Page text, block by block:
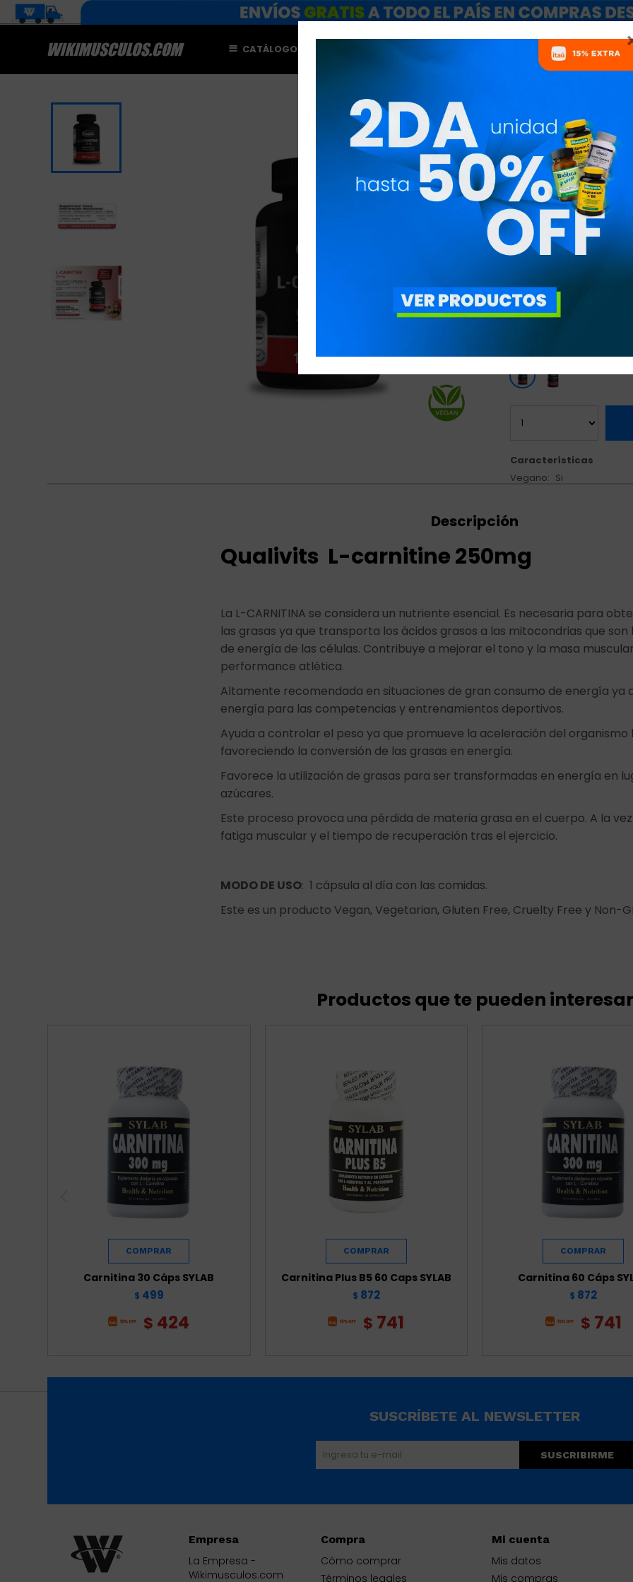
CATÁLOGO NUTRICIONISTAS
120CAPS
TKC1431-120
$1.615
$1.373
L-carnitine Qualivits
Variedades:
Características
Vegano
Si
Descripción
Qualivits L-carnitine 250mg
La L-CARNITINA se considera un nutriente esencial. Es necesaria para
las grasas ya que transporta los ácidos grasos a las mitocondrias que
de energía de las células. Contribuye a mejorar el tono y la masa
performance atlética.
Altamente recomendada en situaciones de gran consumo de energía ya
energía para las competencias y entrenamientos deportivos.
Ayuda a controlar el peso ya que promueve la aceleración del organismo
favoreciendo la conversión de las grasas en energía.
Favorece la utilización de grasas para ser transformadas en energía en
azúcares.
Este proceso provoca una pérdida de materia grasa en el cuerpo. A la
fatiga muscular y el tiempo de recuperación tras el ejercicio.
MODO DE USO: 1 cápsula al día con las comidas.
Este es un producto Vegan, Vegetarian, Gluten Free, Cruelty Free y Non-
Productos que te pueden interesar
Carnitina 30 Cáps SYLAB
$ 499
$ 424
Carnitina Plus B5 60 Caps SYLAB
$ 872
$ 741
Carnitina 60 Cáps
$ 872
$ 741
Empresa
La Empresa -
Wikimusculos.com
Compra
Cómo comprar
Términos legales
Mi cuenta
Mis datos
Mis compras
SUSCRÍBETE AL NEWSLETTER
SUSCRIBIRME